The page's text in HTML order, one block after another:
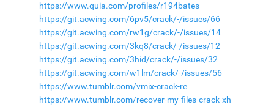
https://www.quia.com/profiles/r194bates
https://git.acwing.com/6pv5/crack/-/issues/66
https://git.acwing.com/rw1g/crack/-/issues/14
https://git.acwing.com/3kq8/crack/-/issues/12
https://git.acwing.com/3hid/crack/-/issues/32
https://git.acwing.com/w1lm/crack/-/issues/56
https://www.tumblr.com/vmix-crack-re
https://www.tumblr.com/recover-my-files-crack-xh